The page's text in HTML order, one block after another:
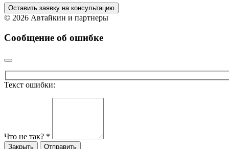
Оставить заявку на консультацию
© 2026 Автайкин и партнеры
Сообщение об ошибке
Текст ошибки:
Что не так? *
Закрыть Отправить